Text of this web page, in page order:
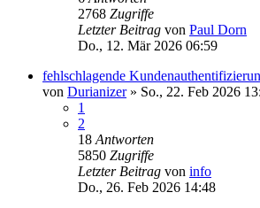
2768 Zugriffe
Letzter Beitrag von Paul Dorn
Do., 12. Mär 2026 06:59
fehlschlagende
von Durianizer» So., 22. Feb 2026
1
2
18 Antworten
5850 Zugriffe
Letzter Beitrag von info
Do., 26. Feb 2026 14:48